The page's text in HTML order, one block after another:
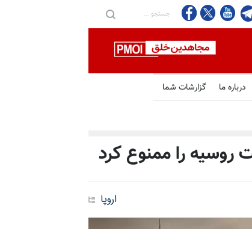
هرمز
درباره ما گزارشات شما
روسیه را ممنوع کرد
اروپا